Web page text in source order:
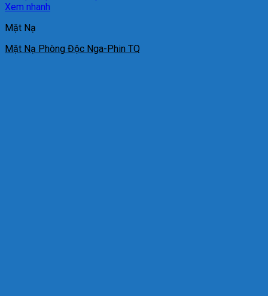
Xem nhanh
Mặt Nạ
Mặt Nạ Phòng Độc Nga-Phin TQ